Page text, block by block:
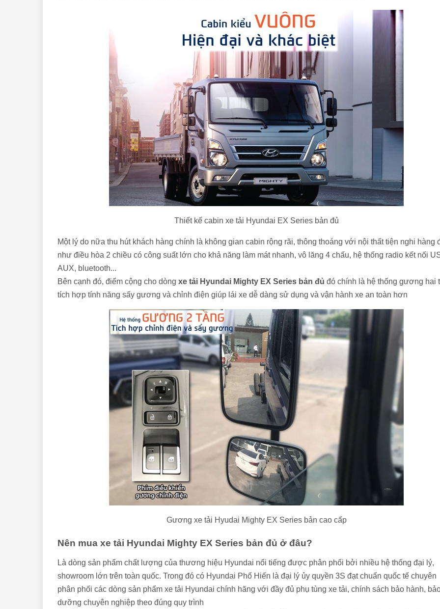
Thiết kế cabin xe tải Hyundai EX Series bản đủ
Một lý do nữa thu hút khách hàng chính là không gian cabin rộng rãi, thông thoáng với nội thất tiện nghi hàng
như điều hòa 2 chiều có công suất lớn cho khả năng làm mát nhanh, vô lăng 4 chấu, hệ thống radio kết nối
AUX, bluetooth...
Bên cạnh đó, điểm cộng cho dòng xe tải Hyundai Mighty EX Series bản đủ đó chính là hệ thống gương hai
tích hợp tính năng sấy gương và chỉnh điện giúp lái xe dễ dàng sử dụng và vận hành xe an toàn hơn
Gương xe tải Hyudai Mighty EX Series bản cao cấp
Nên mua xe tải Hyundai Mighty EX Series bản đủ ở đâu?
Là dòng sản phẩm chất lượng của thương hiệu Hyundai nổi tiếng được phân phối bởi nhiều hệ thống đại lý,
showroom lớn trên toàn quốc. Trong đó có Hyundai Phố Hiến là đại lý ủy quyền 3S đạt chuẩn quốc tế chuyên
phân phối các dòng sản phẩm xe tải Hyundai chính hãng với đầy đủ phụ tùng xe tải, chính sách bảo hành,
dưỡng chuyên nghiệp theo đúng quy trình